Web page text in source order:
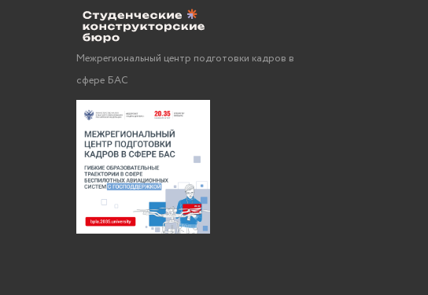
Межрегиональный центр подготовки кадров в
сфере БАС